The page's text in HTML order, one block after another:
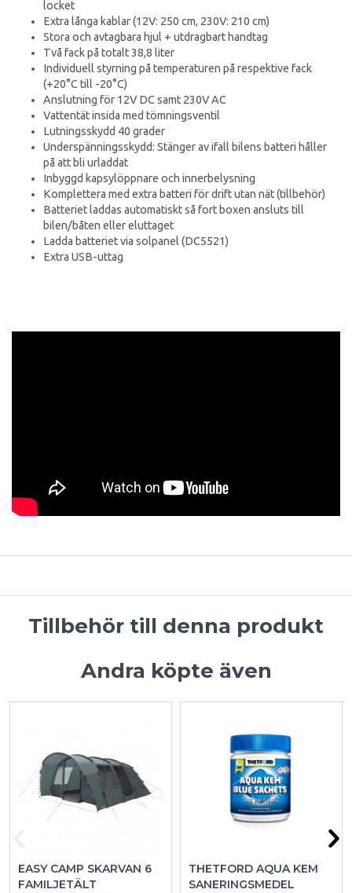
locket
Extra långa kablar (12V: 250 cm, 230V: 210 cm)
Stora och avtagbara hjul + utdragbart handtag
Två fack på totalt 38,8 liter
Individuell styrning på temperaturen på respektive fack
(+20°C till -20°C)
Anslutning för 12V DC samt 230V AC
Vattentät insida med tömningsventil
Lutningsskydd 40 grader
Underspänningsskydd: Stänger av ifall bilens batteri håller
på att bli urladdat
Inbyggd kapsylöppnare och innerbelysning
Komplettera med extra batteri för drift utan nät (tillbehör)
Batteriet laddas automatiskt så fort boxen ansluts till
bilen/båten eller eluttaget
Ladda batteriet via solpanel (DC5521)
Extra USB-uttag
Tillbehör till denna produkt
Andra köpte även
EASY CAMP SKARVAN 6
FAMILJETÄLT
THETFORD AQUA KEM
SANERINGSMEDEL